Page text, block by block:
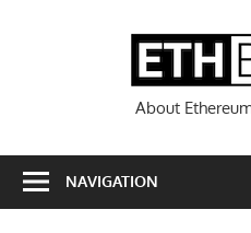
About
NAVIGATION